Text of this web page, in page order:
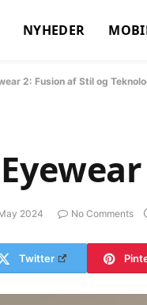
NYHEDER
2: Fusion af Stil og
2024 No Comments
Twitter